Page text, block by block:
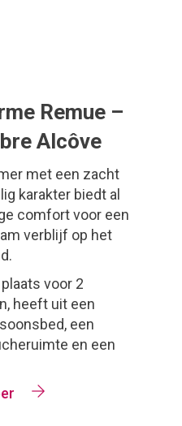
Remue –
Alcôve
met een zacht
karakter biedt al
comfort voor een
verblijf op het
voor 2
heeft uit een
een
en een